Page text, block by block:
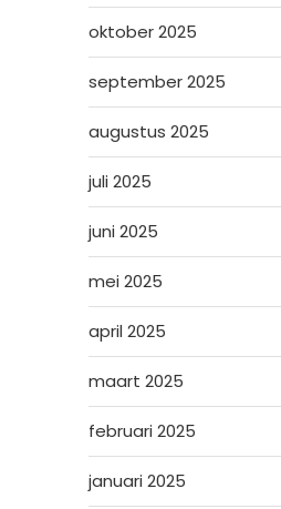
oktober 2025
september 2025
augustus 2025
juli 2025
juni 2025
mei 2025
april 2025
maart 2025
februari 2025
januari 2025